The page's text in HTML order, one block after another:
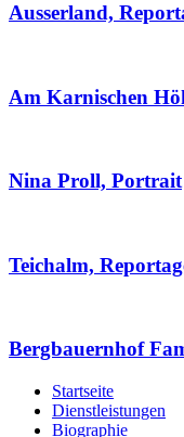
Ausserland,
Am Karnischen
Nina Proll, Portrait
Teichalm,
Bergbauernhof
Startseite
Dienstleistungen
Biographie